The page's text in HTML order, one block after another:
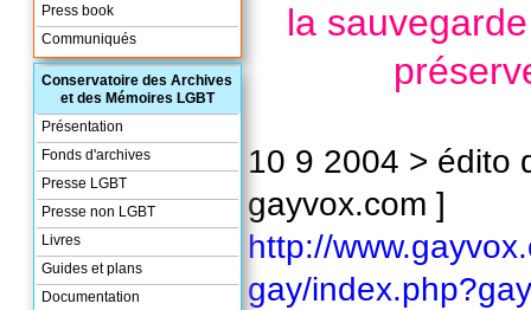
la
10 9 2004 > édito
gayvox.com ]
http://
gay/
Press book
Communiqués
Conservatoire des Archives
et des Mémoires LGBT
Présentation
Fonds d'archives
Presse LGBT
Presse non LGBT
Livres
Guides et plans
Documentation